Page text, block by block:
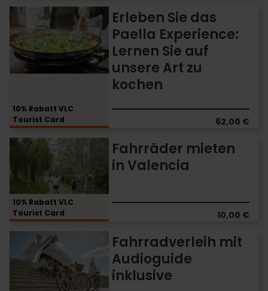
10% Rabatt VLC
Tourist Card
Erleben Sie das
Paella Experience:
Lernen Sie auf
unsere Art zu
kochen
62,00 €
Erleben
Sie
das
Paella
Experience:
Lernen
unsere
Art
zu
10% Rabatt VLC
Tourist Card
Fahrräder mieten
in Valencia
10,00 €
Fahrräder
Valencia
Fahrradverleih mit
Audioguide
inklusive
Fahrradverleih
Audioguide
inklusive